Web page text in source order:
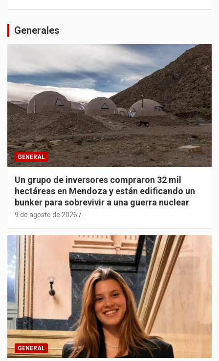
Generales
GENERAL
Un grupo de inversores compraron 32 mil
hectáreas en Mendoza y están edificando un
bunker para sobrevivir a una guerra nuclear
9 de agosto de 2026
GENERAL